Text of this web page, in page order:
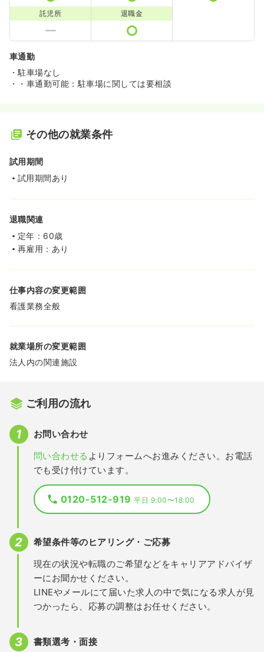
託児所 退職金
車通勤
・駐車場なし
・・車通勤可能：駐車場に関しては要相談
その他の就業条件
試用期間
試用期間あり
退職関連
定年：60歳
再雇用：あり
仕事内容の変更範囲
看護業務全般
就業場所の変更範囲
法人内の関連施設
ご利用の流れ
お問い合わせ
問い合わせる よりフォームへお進みください。お電話
でも受け付けています。
0120-512-919平日 9:00〜18:00
希望条件等のヒアリング・ご応募
現在の状況や転職のご希望などをキャリアアドバイザ
ーにお聞かせください。
LINEやメールにて届いた求人の中で気になる求人が見
つかったら、応募の調整はお任せください。
書類選考・面接